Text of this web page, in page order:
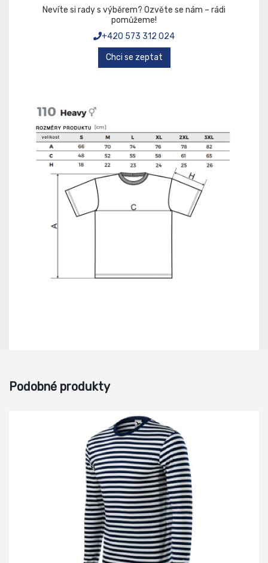
Nevíte si rady s výběrem? Ozvěte se nám – rádi
pomůžeme!
+420 573 312 024
Chci se zeptat
Podobné produkty